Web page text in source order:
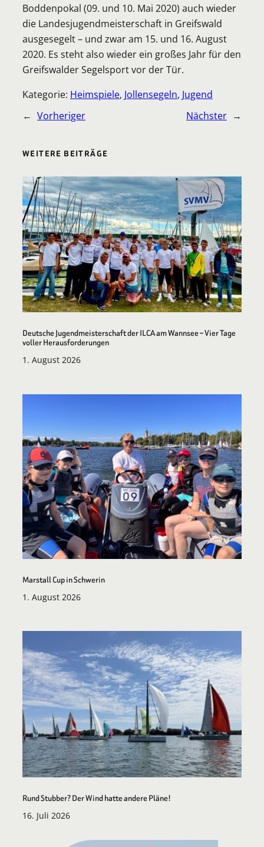
Boddenpokal (09. und 10. Mai 2020) auch wieder
die Landesjugendmeisterschaft in Greifswald
ausgesegelt – und zwar am 15. und 16. August
2020. Es steht also wieder ein großes Jahr für den
Greifswalder Segelsport vor der Tür.
Kategorie: Heimspiele, Jollensegeln, Jugend
← Vorheriger Nächster →
WEITERE BEITRÄGE
Deutsche Jugendmeisterschaft der ILCA am Wannsee – Vier Tage
voller Herausforderungen
1. August 2026
Marstall Cup in Schwerin
1. August 2026
Rund Stubber? Der Wind hatte andere Pläne!
16. Juli 2026